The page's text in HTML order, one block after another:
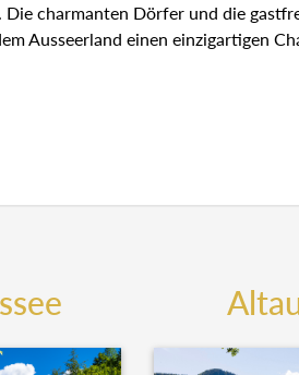
Die charmanten Dörfer und die
Ausseerland einen einzigartigen